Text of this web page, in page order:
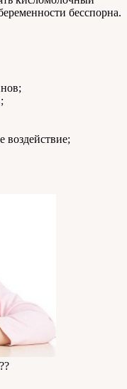
бесспорна.